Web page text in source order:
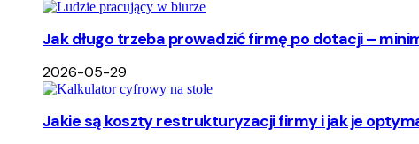
Jak długo trzeba prowadzić firmę po dotacji –
2026-05-29
Jakie są koszty restrukturyzacji firmy i jak je